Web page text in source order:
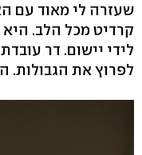
שעזרה לי מאוד עם
קרדיט מכל הלב.
לידי יישום. דר
לפרוץ את הגבולות.